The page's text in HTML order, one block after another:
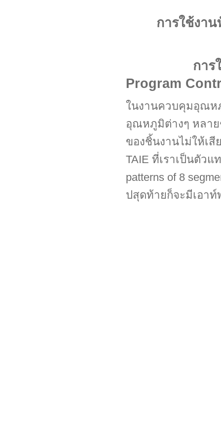
การใช้งา
การใช้งาน
Program
ในงานควบคุมอุณห
อุณหภูมิต่างๆ หลา
ของชิ้นงานไม่ให้เ
TAIE ที่เราเป็นตัว
patterns of 8
ปสุดท้ายก็จะมีเอา